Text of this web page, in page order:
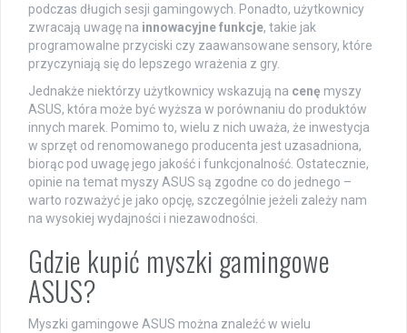
podczas długich sesji gamingowych. Ponadto, użytkownicy
zwracają uwagę na innowacyjne funkcje, takie jak
programowalne przyciski czy zaawansowane sensory, które
przyczyniają się do lepszego wrażenia z gry.
Jednakże niektórzy użytkownicy wskazują na cenę myszy
ASUS, która może być wyższa w porównaniu do produktów
innych marek. Pomimo to, wielu z nich uważa, że inwestycja
w sprzęt od renomowanego producenta jest uzasadniona,
biorąc pod uwagę jego jakość i funkcjonalność. Ostatecznie,
opinie na temat myszy ASUS są zgodne co do jednego –
warto rozważyć je jako opcję, szczególnie jeżeli zależy nam
na wysokiej wydajności i niezawodności.
Gdzie kupić myszki gamingowe
ASUS?
Myszki gamingowe ASUS można znaleźć w wielu